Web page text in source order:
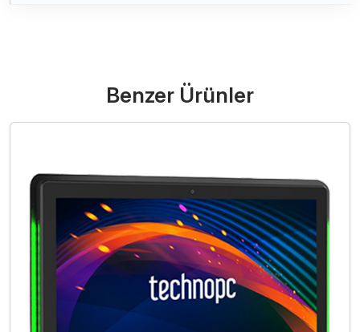
Benzer Ürünler